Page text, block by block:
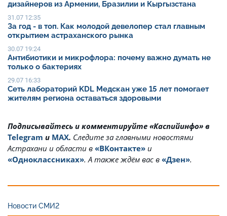
дизайнеров из Армении, Бразилии и Кыргызстана
31.07 12:35
За год - в топ. Как молодой девелопер стал главным
открытием астраханского рынка
30.07 19:24
Антибиотики и микрофлора: почему важно думать не
только о бактериях
29.07 16:33
Сеть лабораторий KDL Медскан уже 15 лет помогает
жителям региона оставаться здоровыми
Подписывайтесь и комментируйте «Каспийинфо» в
Telegram и MAX. Cледите за главными новостями
Астрахани и области в «ВКонтакте» и
«Одноклассниках». А также ждём вас в «Дзен».
Новости СМИ2